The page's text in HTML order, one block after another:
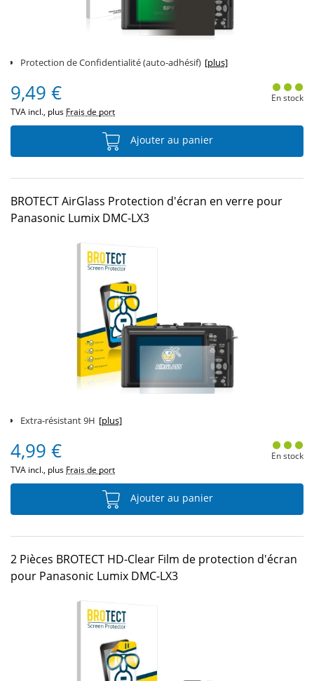
Protection de Confidentialité (auto-adhésif) [plus]
9,49 €
TVA incl., plus Frais de port
En stock
Ajouter au panier
BROTECT AirGlass Protection d'écran en verre pour
Panasonic Lumix DMC-LX3
Extra-résistant 9H [plus]
4,99 €
TVA incl., plus Frais de port
En stock
Ajouter au panier
2 Pièces BROTECT HD-Clear Film de protection d'écran
pour Panasonic Lumix DMC-LX3